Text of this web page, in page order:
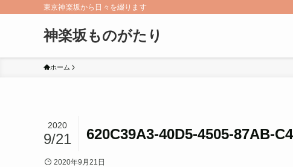
東京神楽坂から日々を綴ります
神楽坂ものがたり
ホーム
620C39A3-40D5-4505-87AB-
2020
9/21
2020年9月21日